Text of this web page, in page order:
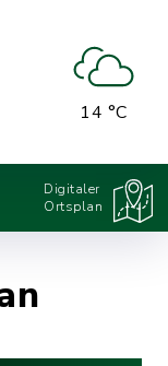
14 °C
Digitaler
Ortsplan